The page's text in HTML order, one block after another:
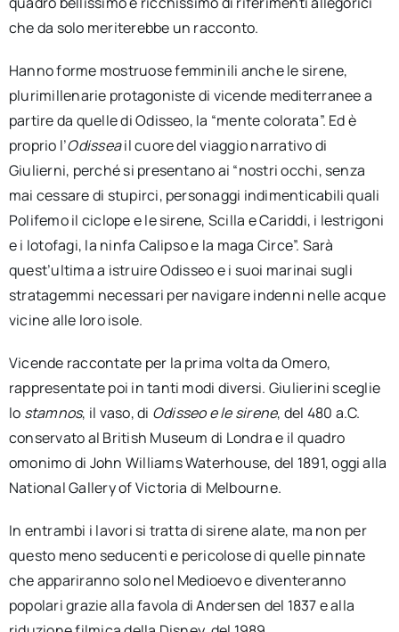
che da solo meriterebbe un racconto.
Hanno forme mostruose femminili anche le sirene,
plurimillenarie protagoniste di vicende mediterranee a
partire da quelle di Odisseo, la “mente colorata”. Ed è
proprio l’Odisseail cuore del viaggio narrativo di
Giulierni, perché si presentano ai “nostri occhi, senza
mai cessare di stupirci, personaggi indimenticabili quali
Polifemo il ciclope e le sirene, Scilla e Cariddi, i lestrigoni
e i lotofagi, la ninfa Calipso e la maga Circe”. Sarà
quest’ultima a istruire Odisseo e i suoi marinai sugli
stratagemmi necessari per navigare indenni nelle acque
vicine alle loro isole.
Vicende raccontate per la prima volta da Omero,
rappresentate poi in tanti modi diversi. Giulierini sceglie
lo stamnos, il vaso, di Odisseo e le sirene, del 480 a.C.
conservato al British Museum di Londra e il quadro
omonimo di John Williams Waterhouse, del 1891, oggi alla
National Gallery of Victoria di Melbourne.
In entrambi i lavori si tratta di sirene alate, ma non per
questo meno seducenti e pericolose di quelle pinnate
che appariranno solo nel Medioevo e diventeranno
popolari grazie alla favola di Andersen del 1837 e alla